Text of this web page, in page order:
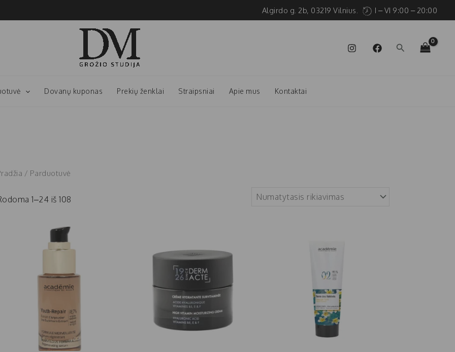
Algirdo g. 2b, 03219 Vilnius. I – VI 9:00 – 20:00
Paieška
Dovanų kuponas Prekių ženklai Straipsniai Apie mus Kontaktai
/ Parduotuvė
1–24 iš 108